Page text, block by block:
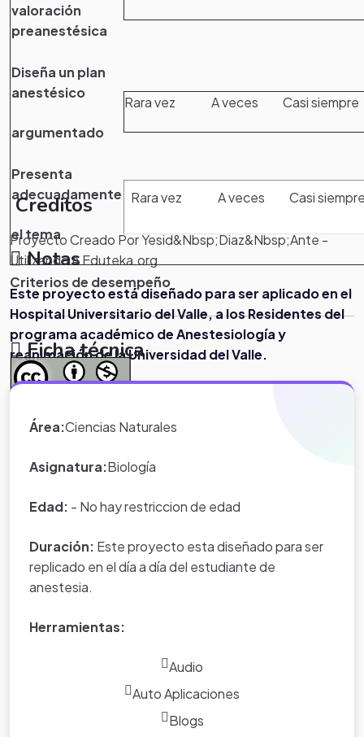
Criterios de desempeño
valoración
preanestésica
Diseña un plan
anestésico
argumentado
Rara vez A veces Casi siempre
Presenta
adecuadamente
el tema
Rara vez A veces Casi
Notas
Este proyecto está diseñado para ser aplicado en el
Hospital Universitario del Valle, a los Residentes del
programa académico de Anestesiología y
reanimación de la Universidad del Valle.
Creditos
Proyecto Creado Por Yesid&Nbsp;Diaz&Nbsp;Ante -
Utilizando A Eduteka.org
aparece en los Proyectos de Clase
Eduteka es creada por los usuarios
Ficha técnica
Área:Ciencias Naturales
Asignatura:Biología
Edad: - No hay restriccion de edad
Duración: Este proyecto esta diseñado para ser
replicado en el día a día del estudiante de
anestesia.
Herramientas:
Audio
Auto Aplicaciones
Blogs